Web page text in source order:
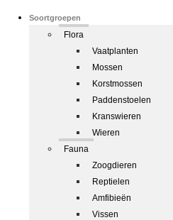
Soortgroepen
Flora
Vaatplanten
Mossen
Korstmossen
Paddenstoelen
Kranswieren
Wieren
Fauna
Zoogdieren
Reptielen
Amfibieën
Vissen